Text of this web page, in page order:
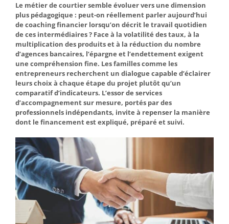
Le métier de courtier semble évoluer vers une dimension
plus pédagogique : peut-on réellement parler aujourd’hui
de coaching financier lorsqu’on décrit le travail quotidien
de ces intermédiaires ? Face à la volatilité des taux, à la
multiplication des produits et à la réduction du nombre
d’agences bancaires, l’épargne et l’endettement exigent
une compréhension fine. Les familles comme les
entrepreneurs recherchent un dialogue capable d’éclairer
leurs choix à chaque étape du projet plutôt qu’un
comparatif d’indicateurs. L’essor de services
d’accompagnement sur mesure, portés par des
professionnels indépendants, invite à repenser la manière
dont le financement est expliqué, préparé et suivi.